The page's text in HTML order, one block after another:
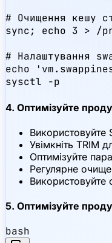
# Очищення кешу
sync; echo 3 > /
# Налаштування
echo
sysctl -p
4. Оптимізуйте
Використовуйте
Увімкніть TRIM
Оптимізуйте
Регулярне
Використовуйте
5. Оптимізуйте
bash